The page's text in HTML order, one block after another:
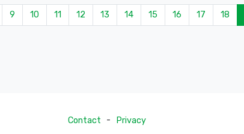
9 10 11 12 13 14 15 16 17 18
Contact - Privacy